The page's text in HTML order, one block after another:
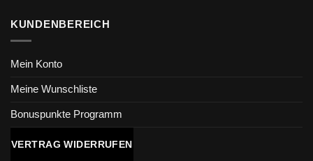
KUNDENBEREICH
Mein Konto
Meine Wunschliste
Bonuspunkte Programm
VERTRAG WIDERRUFEN